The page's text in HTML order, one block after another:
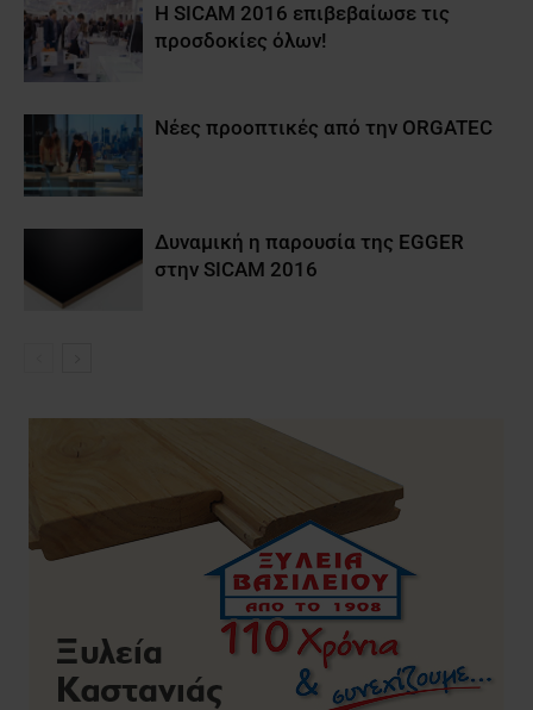
Η SICAM 2016 επιβεβαίωσε τις
προσδοκίες όλων!
Νέες προοπτικές από την ORGATEC
Δυναμική η παρουσία της EGGER
στην SICAM 2016